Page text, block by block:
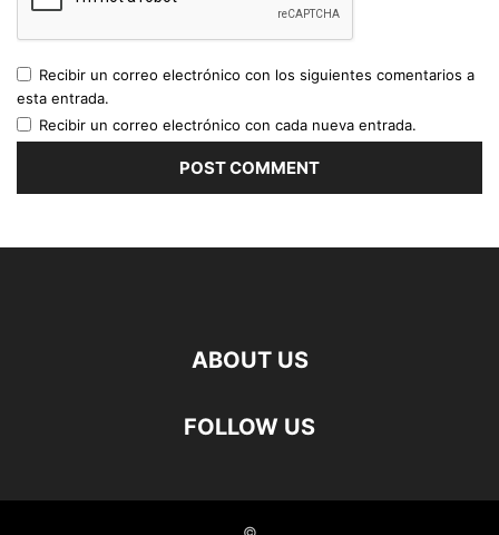
Recibir un correo electrónico con los siguientes comentarios a
esta entrada.
Recibir un correo electrónico con cada nueva entrada.
ABOUT US
FOLLOW US